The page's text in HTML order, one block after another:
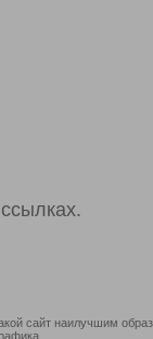
сайт наилучшим